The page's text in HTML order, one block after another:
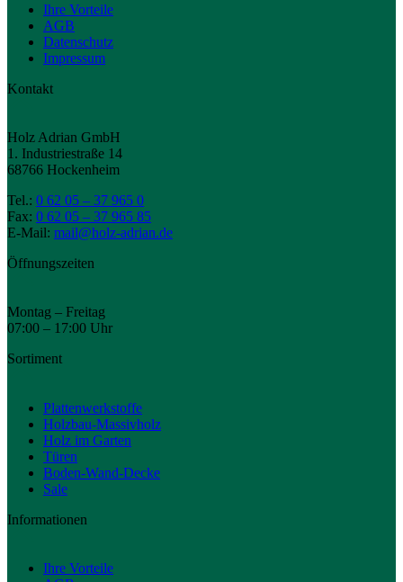
Ihre Vorteile
AGB
Datenschutz
Impressum
Kontakt
Holz Adrian GmbH
1. Industriestraße 14
68766 Hockenheim
Tel.: 0 62 05 – 37 965 0
Fax: 0 62 05 – 37 965 85
E-Mail: mail@holz-adrian.de
Öffnungszeiten
Montag – Freitag
07:00 – 17:00 Uhr
Sortiment
Plattenwerkstoffe
Holzbau-Massivholz
Holz im Garten
Türen
Boden-Wand-Decke
Sale
Informationen
Ihre Vorteile